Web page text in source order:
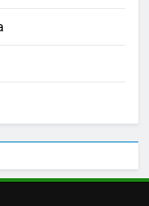
орчинд
ЗОХИОН